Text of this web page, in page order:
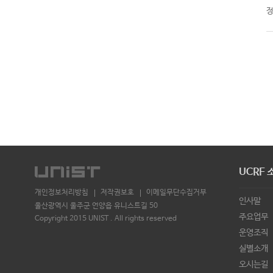
개인정보처리방침 저작권보호
이메일무단수집거부
울산광역시 울주군 언양읍 유니스트길 50
Copyright 2015 UNIST . All rights reserved
UCRF
인사말
주요업무
운영조직
실별소개
오시는길